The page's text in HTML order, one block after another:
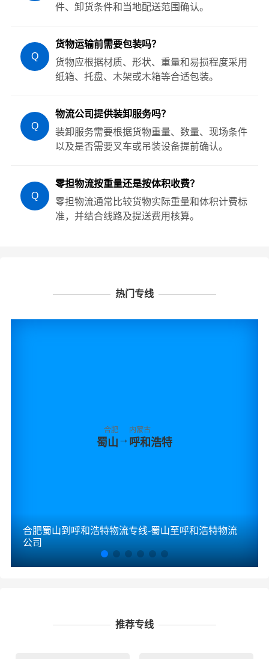
件、卸货条件和当地配送范围确认。
Q
货物运输前需要包装吗？
货物应根据材质、形状、重量和易损程度采用
纸箱、托盘、木架或木箱等合适包装。
Q
物流公司提供装卸服务吗？
装卸服务需要根据货物重量、数量、现场条件
以及是否需要叉车或吊装设备提前确认。
Q
零担物流按重量还是按体积收费？
零担物流通常比较货物实际重量和体积计费标
准，并结合线路及提送费用核算。
热门专线
合肥
蜀山 →
内蒙古
呼和浩特
合肥蜀山到呼和浩特物流专线-蜀山至呼和浩特物流
公司
推荐专线